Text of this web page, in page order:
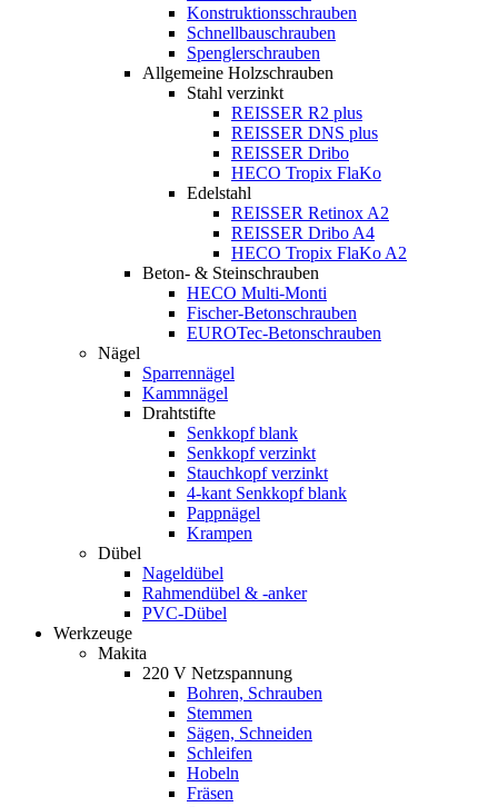
Konstruktionsschrauben
Schnellbauschrauben
Spenglerschrauben
Allgemeine Holzschrauben
Stahl verzinkt
REISSER R2 plus
REISSER DNS plus
REISSER Dribo
HECO Tropix FlaKo
Edelstahl
REISSER Retinox A2
REISSER Dribo A4
HECO Tropix FlaKo A2
Beton- & Steinschrauben
HECO Multi-Monti
Fischer-Betonschrauben
EUROTec-Betonschrauben
Nägel
Sparrennägel
Kammnägel
Drahtstifte
Senkkopf blank
Senkkopf verzinkt
Stauchkopf verzinkt
4-kant Senkkopf blank
Pappnägel
Krampen
Dübel
Nageldübel
Rahmendübel & -anker
PVC-Dübel
Werkzeuge
Makita
220 V Netzspannung
Bohren, Schrauben
Stemmen
Sägen, Schneiden
Schleifen
Hobeln
Fräsen